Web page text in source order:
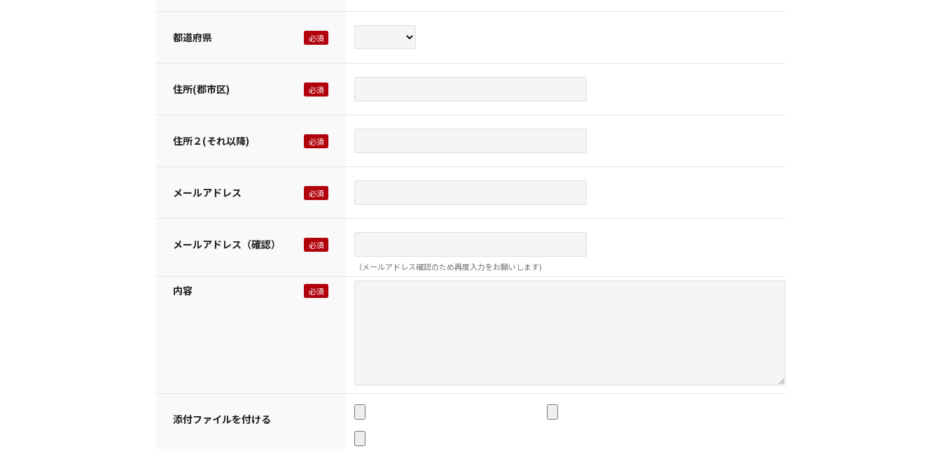
都道府県
住所(郡市区)
住所２(それ以降)
メールアドレス
メールアドレス（確認）
（メールアドレス確認のため再度入力をお願いします)
内容
添付ファイルを付ける